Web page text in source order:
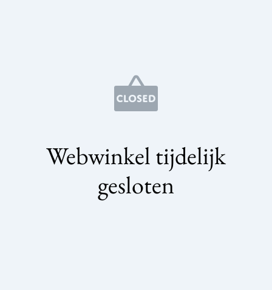
Webwinkel tijdelijk
gesloten